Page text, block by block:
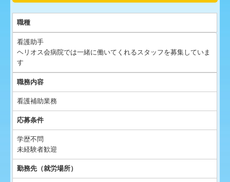
事務 募集
病児保育室 パンジーキッズ
お知らせ
介護医療院とは
介護医療院の特徴
1日の流れ
入所までの流れ
職種
看護助手
ヘリオス会病院では一緒に働いてくれるスタッフを募集していま
す
職務内容
看護補助業務
応募条件
学歴不問
未経験者歓迎
勤務先（就労場所）